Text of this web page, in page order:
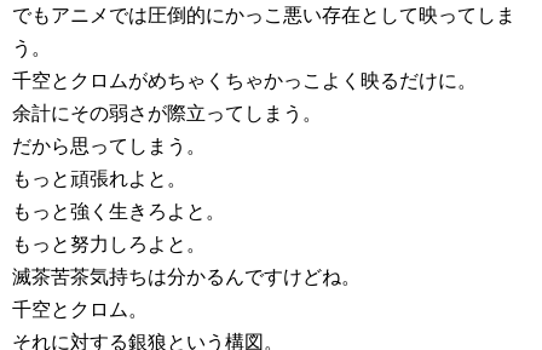
でもアニメでは圧倒的にかっこ悪い存在として映ってしま
う。
千空とクロムがめちゃくちゃかっこよく映るだけに。
余計にその弱さが際立ってしまう。
だから思ってしまう。
もっと頑張れよと。
もっと強く生きろよと。
もっと努力しろよと。
滅茶苦茶気持ちは分かるんですけどね。
千空とクロム。
それに対する銀狼という構図。